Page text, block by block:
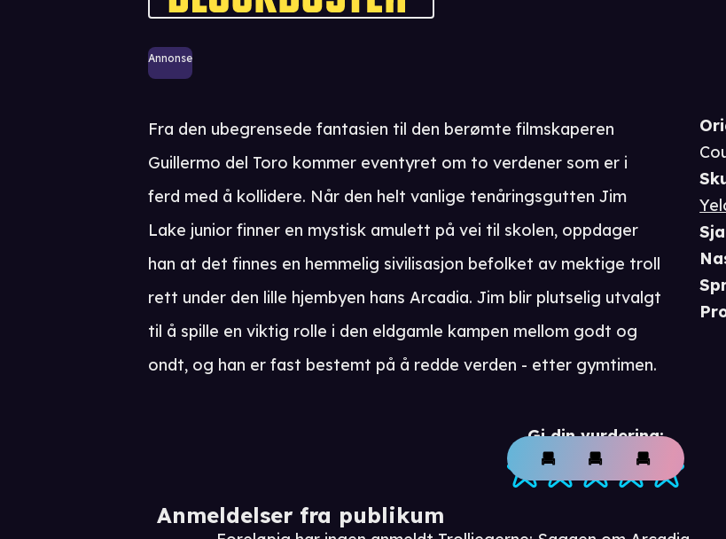
Annonse
Gi din vurdering:
Anmeldelser fra publikum
Fra den ubegrensede fantasien til den berømte filmskaperen
Guillermo del Toro kommer eventyret om to verdener som er i
ferd med å kollidere. Når den helt vanlige tenåringsgutten Jim
Lake junior finner en mystisk amulett på vei til skolen, oppdager
han at det finnes en hemmelig sivilisasjon befolket av mektige troll
rett under den lille hjembyen hans Arcadia. Jim blir plutselig utvalgt
til å spille en viktig rolle i den eldgamle kampen mellom godt og
ondt, og han er fast bestemt på å redde verden - etter gymtimen.